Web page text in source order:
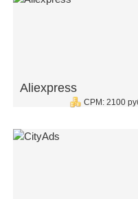
Aliexpress
CPM: 2100